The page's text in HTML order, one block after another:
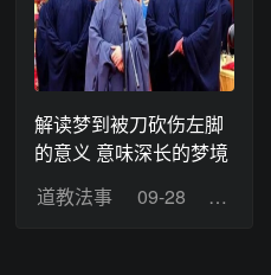
解读梦到被刀砍伤左脚
的意义 意味深长的梦境
道教法事
09-28 浏览